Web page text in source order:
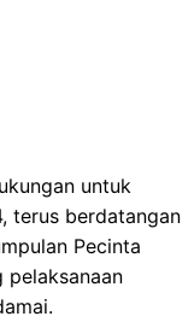
untuk
terus berdatangan
Pecinta
pelaksanaan